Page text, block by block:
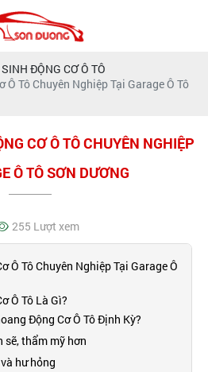
ĐỘNG CƠ Ô TÔ
Ô Tô Chuyên Nghiệp Tại Garage Ô Tô
CƠ Ô TÔ CHUYÊN NGHIỆP
Ô TÔ SƠN DƯƠNG
255 Lượt xem
Ô Tô Chuyên Nghiệp Tại Garage Ô
Ô Tô Là Gì?
Động Cơ Ô Tô Định Kỳ?
sẽ, thẩm mỹ hơn
hư hỏng